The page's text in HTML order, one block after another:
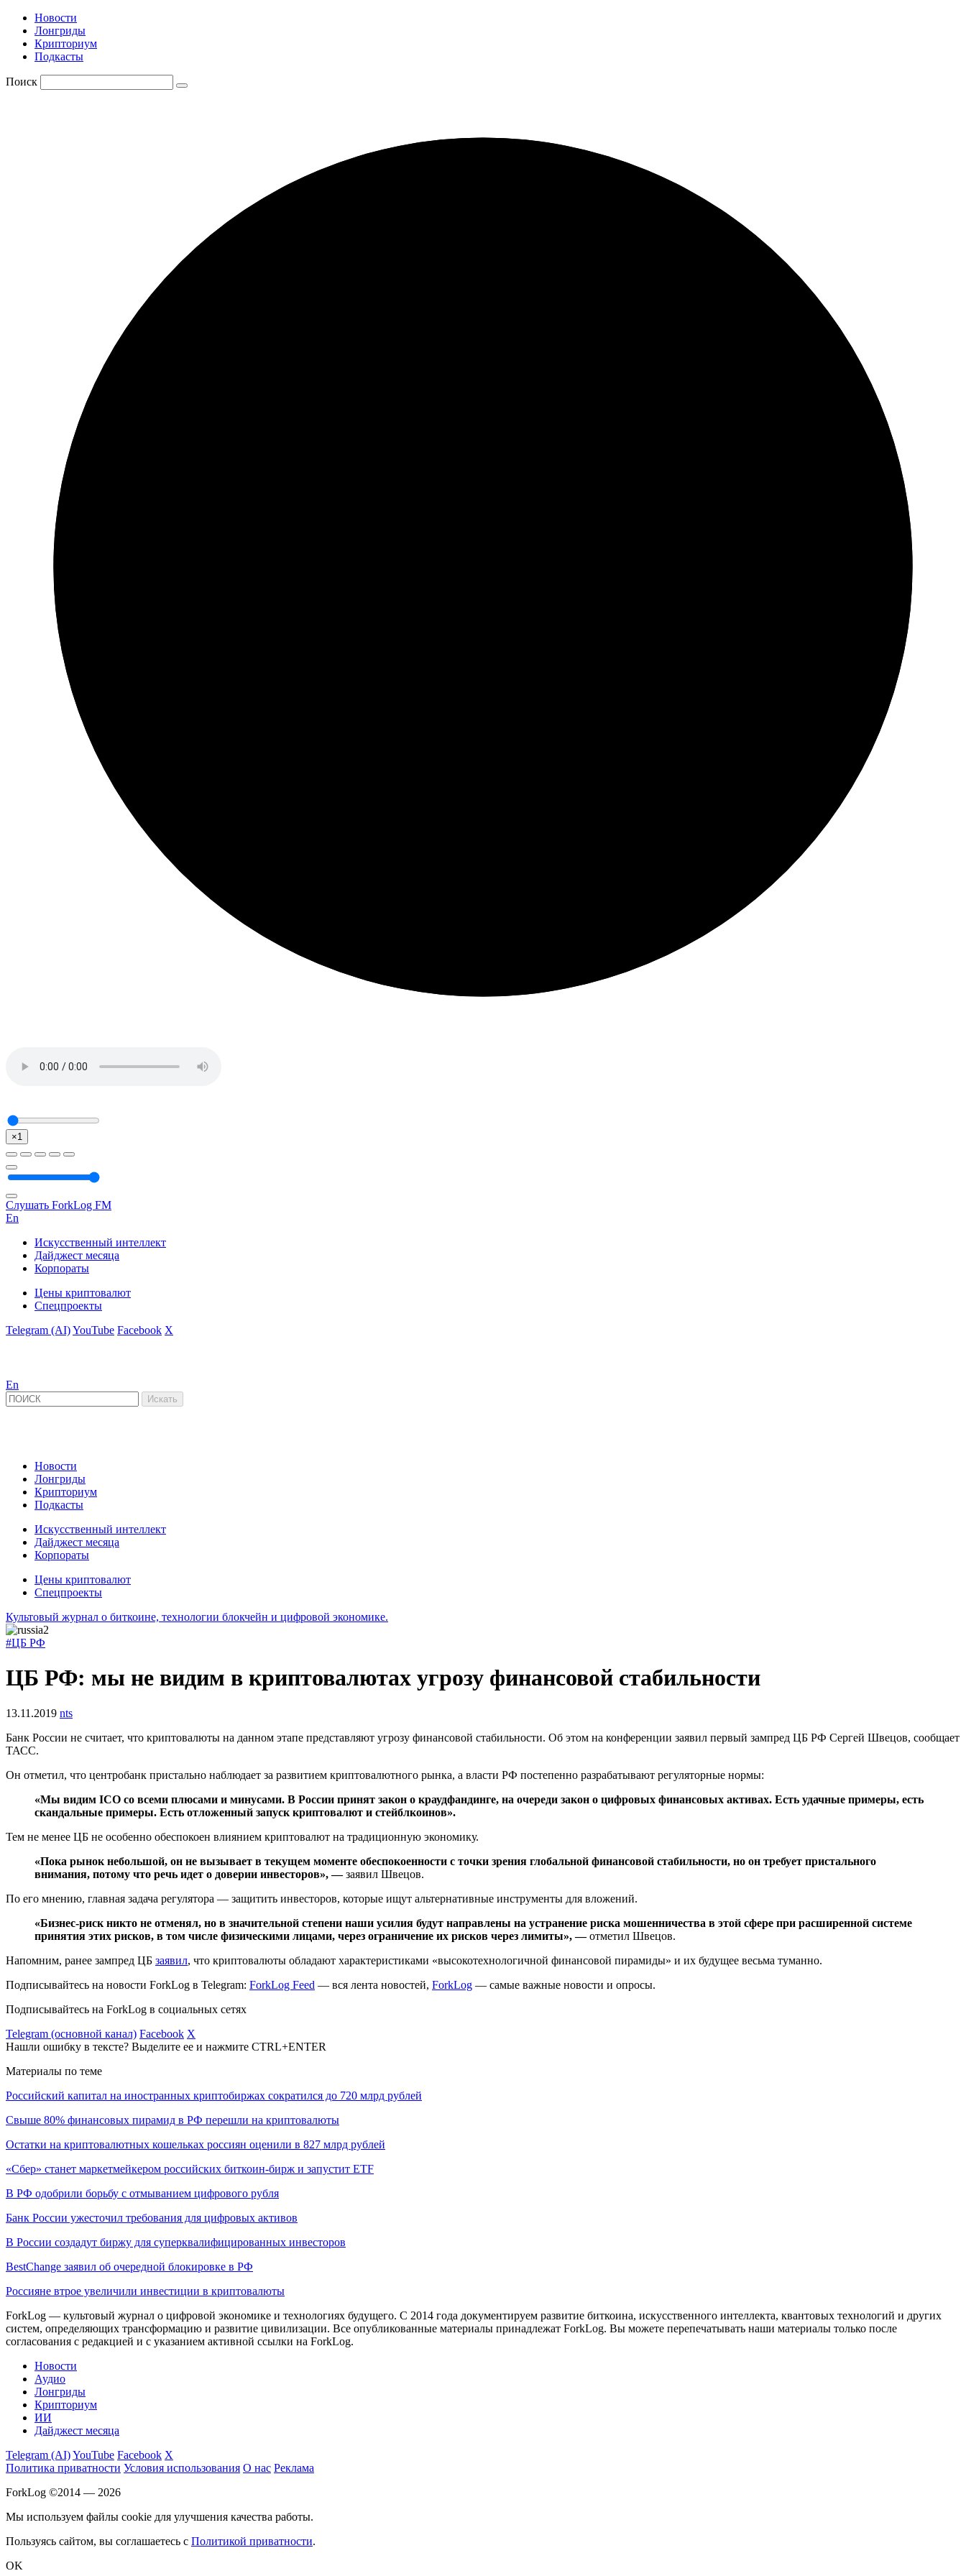
Новости
Лонгриды
Крипториум
Подкасты
Поиск
×1
Слушать ForkLog FM
En
Искусственный интеллект
Дайджест месяца
Корпораты
Цены криптовалют
Спецпроекты
Telegram (AI)YouTube Facebook X
En
Новости
Лонгриды
Крипториум
Подкасты
Искусственный интеллект
Дайджест месяца
Корпораты
Цены криптовалют
Спецпроекты
Культовый журнал о биткоине, технологии блокчейн и цифровой экономике.
#ЦБ РФ
ЦБ РФ: мы не видим в криптовалютах угрозу финансовой стабильности
13.11.2019 nts
Банк России не считает, что криптовалюты на данном этапе представляют угрозу финансовой стабильности. Об этом на конференции заявил первый зампред ЦБ РФ Сергей Швецов, сообщает
ТАСС.
Он отметил, что центробанк пристально наблюдает за развитием криптовалютного рынка, а власти РФ постепенно разрабатывают регуляторные нормы:
«Мы видим ICO со всеми плюсами и минусами. В России принят закон о краудфандинге, на очереди закон о цифровых финансовых активах. Есть удачные примеры, есть
скандальные примеры. Есть отложенный запуск криптовалют и стейблкоинов».
Тем не менее ЦБ не особенно обеспокоен влиянием криптовалют на традиционную экономику.
«Пока рынок небольшой, он не вызывает в текущем моменте обеспокоенности с точки зрения глобальной финансовой стабильности, но он требует пристального
внимания, потому что речь идет о доверии инвесторов», —заявил Швецов.
По его мнению, главная задача регулятора — защитить инвесторов, которые ищут альтернативные инструменты для вложений.
«Бизнес-риск никто не отменял, но в значительной степени наши усилия будут направлены на устранение риска мошенничества в этой сфере при расширенной системе
принятия этих рисков, в том числе физическими лицами, через ограничение их рисков через лимиты», —отметил Швецов.
Напомним, ранее зампред ЦБ заявил, что криптовалюты обладают характеристиками «высокотехнологичной финансовой пирамиды» и их будущее весьма туманно.
Подписывайтесь на новости ForkLog в Telegram: ForkLog Feed — вся лента новостей, ForkLog — самые важные новости и опросы.
Подписывайтесь на ForkLog в социальных сетях
Telegram (основной канал) Facebook X
Нашли ошибку в тексте? Выделите ее и нажмите CTRL+ENTER
Материалы по теме
Российский капитал на иностранных криптобиржах сократился до 720 млрд рублей
Свыше 80% финансовых пирамид в РФ перешли на криптовалюты
Остатки на криптовалютных кошельках россиян оценили в 827 млрд рублей
«Сбер» станет маркетмейкером российских биткоин-бирж и запустит ETF
В РФ одобрили борьбу с отмыванием цифрового рубля
Банк России ужесточил требования для цифровых активов
В России создадут биржу для суперквалифицированных инвесторов
BestChange заявил об очередной блокировке в РФ
Россияне втрое увеличили инвестиции в криптовалюты
ForkLog — культовый журнал о цифровой экономике и технологиях будущего. С 2014 года документируем развитие биткоина, искусственного интеллекта, квантовых технологий и других
систем, определяющих трансформацию и развитие цивилизации. Все опубликованные материалы принадлежат ForkLog. Вы можете перепечатывать наши материалы только после
согласования с редакцией и с указанием активной ссылки на ForkLog.
Новости
Аудио
Лонгриды
Крипториум
ИИ
Дайджест месяца
Telegram (AI)YouTube Facebook X
Политика приватности Условия использования О нас Реклама
ForkLog ©2014 — 2026
Мы используем файлы cookie для улучшения качества работы.
Пользуясь сайтом, вы соглашаетесь с Политикой приватности.
OK